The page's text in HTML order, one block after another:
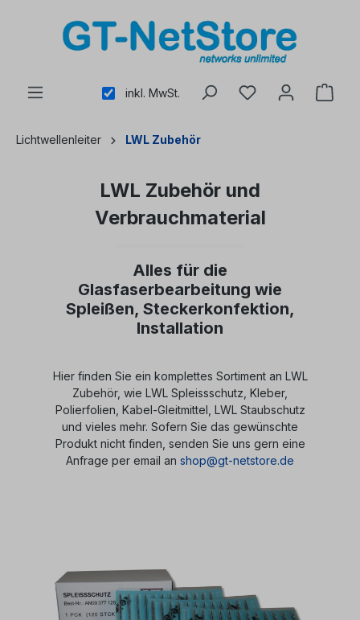
inkl. MwSt.
Lichtwellenleiter LWL Zubehör
LWL Zubehör und
Verbrauchmaterial
Alles für die
Glasfaserbearbeitung wie
Spleißen, Steckerkonfektion,
Installation
Hier finden Sie ein komplettes Sortiment an LWL
Zubehör, wie LWL Spleissschutz, Kleber,
Polierfolien, Kabel-Gleitmittel, LWL Staubschutz
und vieles mehr. Sofern Sie das gewünschte
Produkt nicht finden, senden Sie uns gern eine
Anfrage per email an shop@gt-netstore.de